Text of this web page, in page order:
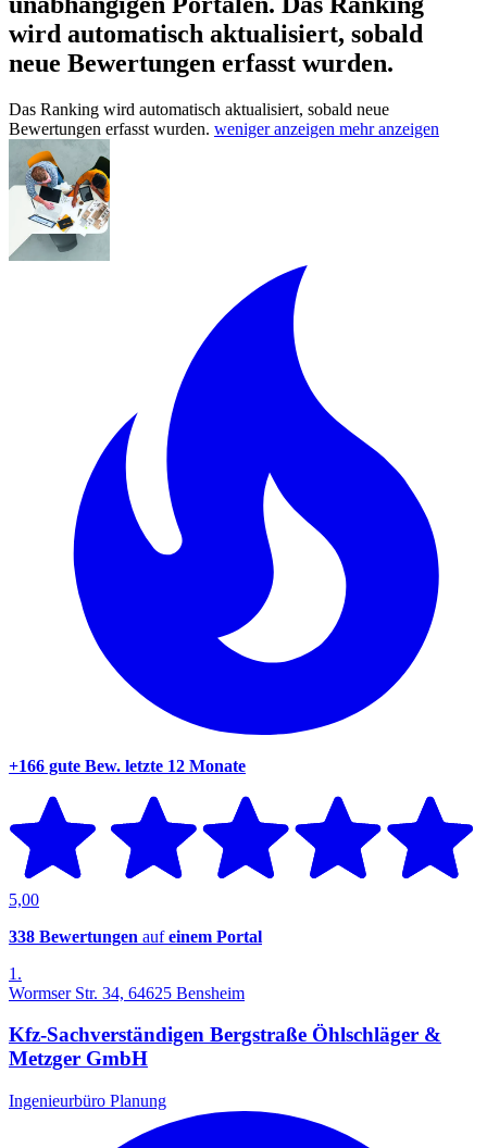
wird automatisch aktualisiert, sobald
neue Bewertungen erfasst wurden.
Das Ranking wird automatisch aktualisiert, sobald neue
Bewertungen erfasst wurden. weniger anzeigen mehr anzeigen
+166 gute Bew. letzte 12 Monate
5,00
338 Bewertungen aufeinem Portal
1.
Wormser Str. 34, 64625 Bensheim
Kfz-Sachverständigen Bergstraße Öhlschläger &
Metzger GmbH
Ingenieurbüro Planung